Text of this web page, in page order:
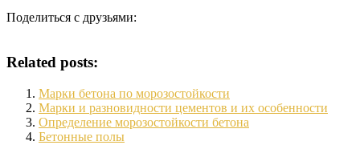
Поделиться с друзьями:
Related posts:
Марки бетона по морозостойкости
Марки и разновидности цементов и их особенности
Определение морозостойкости бетона
Бетонные полы